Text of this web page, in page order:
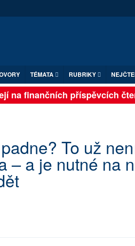
TÉMATA RUBRIKY
finančních příspěvcích
To už
– a je nutné na